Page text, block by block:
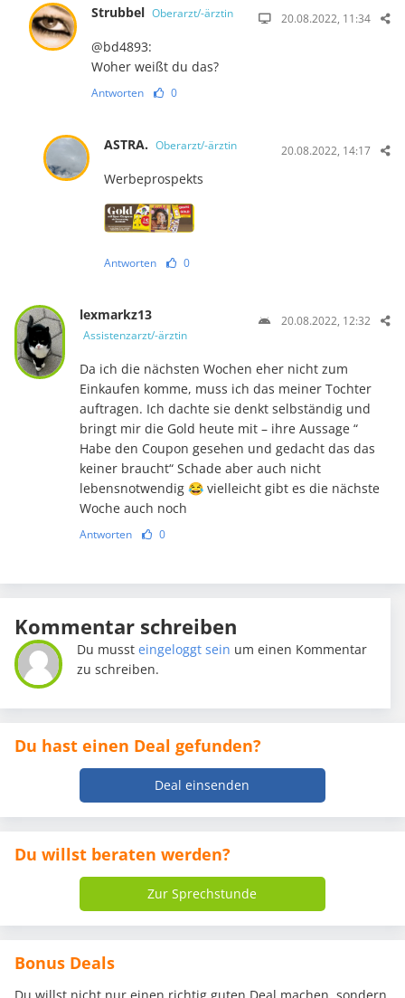
Strubbel Oberarzt/-ärztin 20.08.2022, 11:34
@bd4893:
Woher weißt du das?
Antworten 0
ASTRA. Oberarzt/-ärztin 20.08.2022, 14:17
Werbeprospekts
Antworten 0
lexmarkz13
Assistenzarzt/-ärztin
20.08.2022, 12:32
Da ich die nächsten Wochen eher nicht zum
Einkaufen komme, muss ich das meiner Tochter
auftragen. Ich dachte sie denkt selbständig und
bringt mir die Gold heute mit – ihre Aussage “
Habe den Coupon gesehen und gedacht das das
keiner braucht“ Schade aber auch nicht
lebensnotwendig 😂 vielleicht gibt es die nächste
Woche auch noch
Antworten 0
Kommentar schreiben
Du mussteingeloggt sein um einen Kommentar
zu schreiben.
Du hast einen Deal gefunden?
Deal einsenden
Du willst beraten werden?
Zur Sprechstunde
Bonus Deals